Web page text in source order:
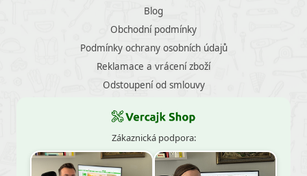
Blog
Obchodní podmínky
Podmínky ochrany osobních údajů
Reklamace a vrácení zboží
Odstoupení od smlouvy
Zákaznická podpora: